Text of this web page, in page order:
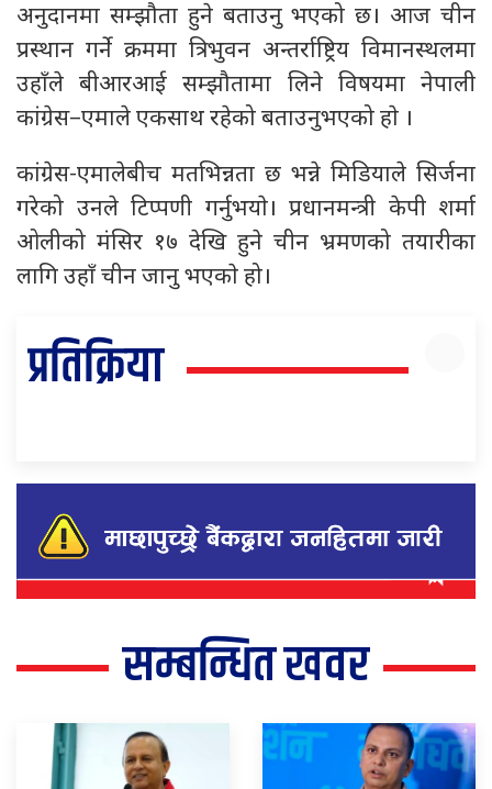
अनुदानमा सम्झौता हुने बताउनु भएको छ। आज चीन
प्रस्थान गर्ने क्रममा त्रिभुवन अन्तर्राष्ट्रिय विमानस्थलमा
उहाँले बीआरआई सम्झौतामा लिने विषयमा नेपाली
कांग्रेस–एमाले एकसाथ रहेको बताउनुभएको हाे ।
कांग्रेस-एमालेबीच मतभिन्नता छ भन्ने मिडियाले सिर्जना
गरेको उनले टिप्पणी गर्नुभयाे। प्रधानमन्त्री केपी शर्मा
ओलीको मंसिर १७ देखि हुने चीन भ्रमणको तयारीका
लागि उहाँ चीन जानु भएकाे हो।
प्रतिक्रिया
सम्बन्धित खवर